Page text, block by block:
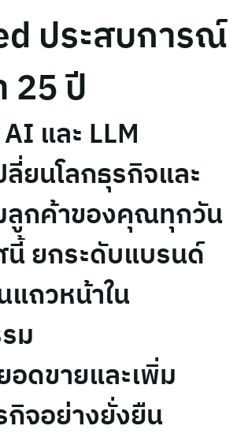
ประสบการณ์
25 ปี
และ LLM
ยนโลกธุรกิจและ
กค้าของคุณทุกวัน
นี้ ยกระดับแบรนด์
ถวหน้าใน
ม
ดขายและเพิ่ม
กิจอย่างยั่งยืน